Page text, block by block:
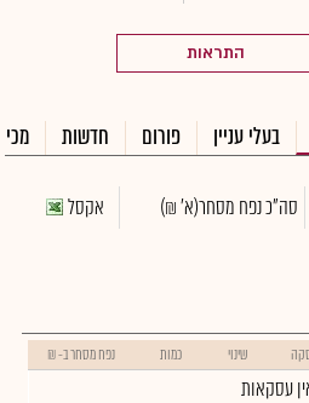
התראות
בעלי עניין פורום חדשות
סה"כ נפח מסחר(א' ₪) אקסל
שינוי כמות נפח מסחר ב- ₪
עסקאות